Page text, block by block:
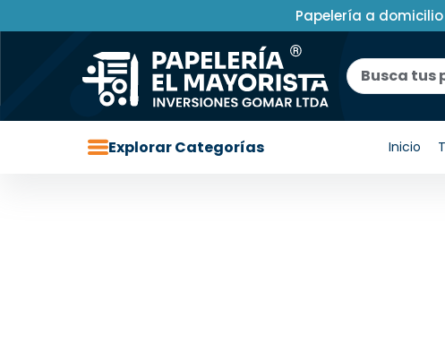
Papelería a
Explorar Categorías Inicio